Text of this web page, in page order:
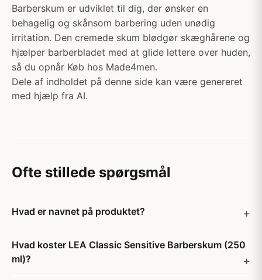
Barberskum er udviklet til dig, der ønsker en
behagelig og skånsom barbering uden unødig
irritation. Den cremede skum blødgør skæghårene og
hjælper barberbladet med at glide lettere over huden,
så du opnår Køb hos Made4men.
Dele af indholdet på denne side kan være genereret
med hjælp fra AI.
Ofte stillede spørgsmål
Hvad er navnet på produktet?
Hvad koster LEA Classic Sensitive Barberskum (250
ml)?